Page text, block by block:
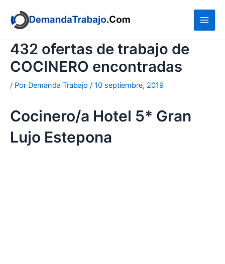
contenido
432 ofertas de trabajo de
COCINERO encontradas
/ Por Demanda Trabajo / 10 septiembre, 2019
Cocinero/a Hotel 5* Gran
Lujo Estepona